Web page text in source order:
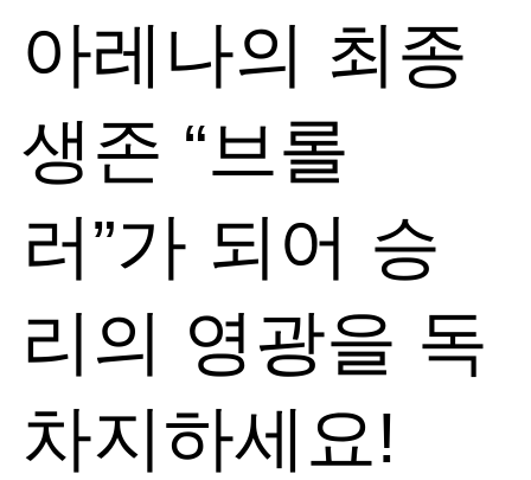
아레나의 최종
생존 “브롤
러”가 되어 승
리의 영광을 독
차지하세요!